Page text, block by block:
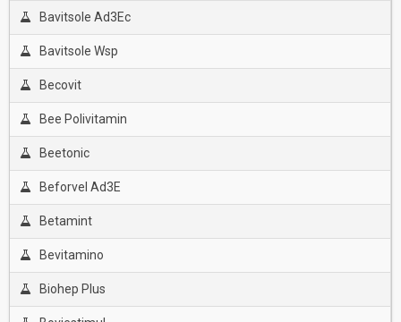
Bavitsole Ad3Ec
Bavitsole Wsp
Becovit
Bee Polivitamin
Beetonic
Beforvel Ad3E
Betamint
Bevitamino
Biohep Plus